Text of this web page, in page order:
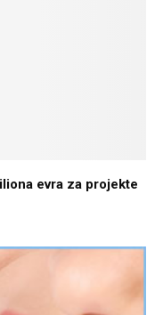
evra za projekte